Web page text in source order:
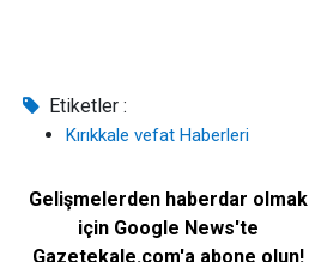
Etiketler :
Kırıkkale vefat Haberleri
Gelişmelerden haberdar olmak
için Google News'te
Gazetekale.com'a abone olun!